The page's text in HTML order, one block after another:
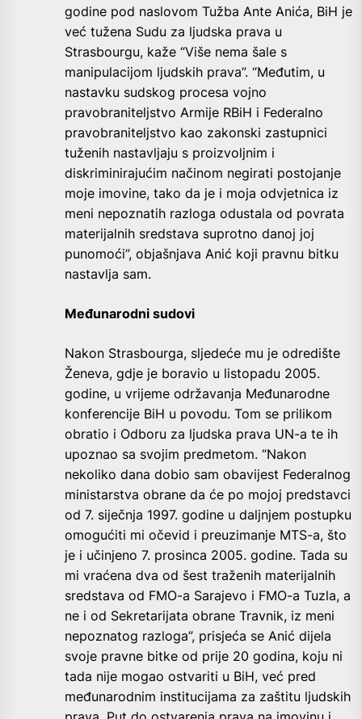
godine pod naslovom Tužba Ante Anića, BiH je
već tužena Sudu za ljudska prava u
Strasbourgu, kaže “Više nema šale s
manipulacijom ljudskih prava”. “Međutim, u
nastavku sudskog procesa vojno
pravobraniteljstvo Armije RBiH i Federalno
pravobraniteljstvo kao zakonski zastupnici
tuženih nastavljaju s proizvoljnim i
diskriminirajućim načinom negirati postojanje
moje imovine, tako da je i moja odvjetnica iz
meni nepoznatih razloga odustala od povrata
materijalnih sredstava suprotno danoj joj
punomoći”, objašnjava Anić koji pravnu bitku
nastavlja sam.
Međunarodni sudovi
Nakon Strasbourga, sljedeće mu je odredište
Ženeva, gdje je boravio u listopadu 2005.
godine, u vrijeme održavanja Međunarodne
konferencije BiH u povodu. Tom se prilikom
obratio i Odboru za ljudska prava UN-a te ih
upoznao sa svojim predmetom. “Nakon
nekoliko dana dobio sam obavijest Federalnog
ministarstva obrane da će po mojoj predstavci
od 7. siječnja 1997. godine u daljnjem postupku
omogućiti mi očevid i preuzimanje MTS-a, što
je i učinjeno 7. prosinca 2005. godine. Tada su
mi vraćena dva od šest traženih materijalnih
sredstava od FMO-a Sarajevo i FMO-a Tuzla, a
ne i od Sekretarijata obrane Travnik, iz meni
nepoznatog razloga”, prisjeća se Anić dijela
svoje pravne bitke od prije 20 godina, koju ni
tada nije mogao ostvariti u BiH, već pred
međunarodnim institucijama za zaštitu ljudskih